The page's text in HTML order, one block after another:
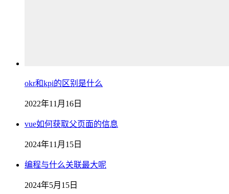
okr和kpi的区别是什么
2022年11月16日
vue如何获取父页面的信息
2024年11月15日
编程与什么关联最大呢
2024年5月15日